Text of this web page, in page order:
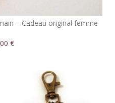
– Cadeau original femme
€